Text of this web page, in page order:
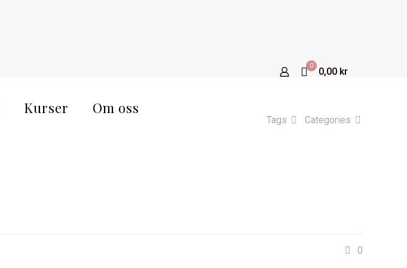
Kurser Om oss
0
0,00 kr
Categories
Tags
0